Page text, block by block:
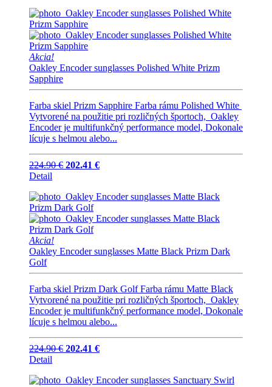
Akcia!
Oakley Encoder sunglasses Polished White Prizm
Sapphire
Farba skiel Prizm Sapphire Farba rámu Polished White
Vytvorené na použitie pri rozličných športoch, Oakley
Encoder je multifunkčný performance model, Dokonale
lícuje s helmou alebo...
224.90 € 202.41 €
Detail
Akcia!
Oakley Encoder sunglasses Matte Black Prizm Dark
Golf
Farba skiel Prizm Dark Golf Farba rámu Matte Black
Vytvorené na použitie pri rozličných športoch, Oakley
Encoder je multifunkčný performance model, Dokonale
lícuje s helmou alebo...
224.90 € 202.41 €
Detail